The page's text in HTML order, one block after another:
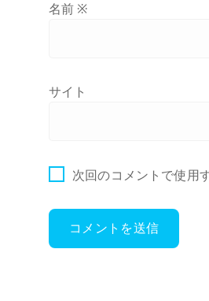
名前 ※
サイト
次回のコメントで使用